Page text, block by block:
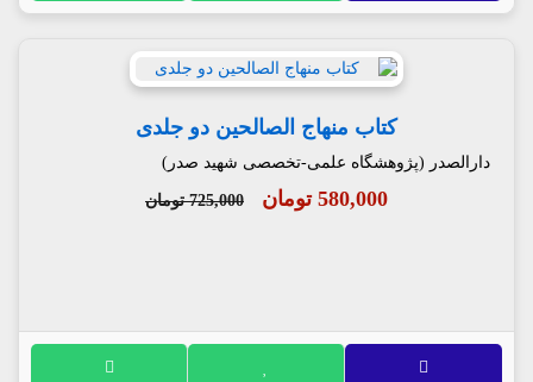
کتاب منهاج الصالحین دو جلدی
دارالصدر (پژوهشگاه علمی-تخصصی شهید صدر)
580,000 تومان 725,000 تومان